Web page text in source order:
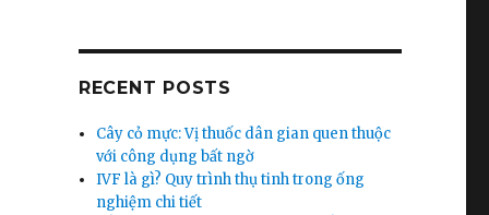
RECENT POSTS
Cây cỏ mực: Vị thuốc dân gian quen thuộc
với công dụng bất ngờ
IVF là gì? Quy trình thụ tinh trong ống
nghiệm chi tiết